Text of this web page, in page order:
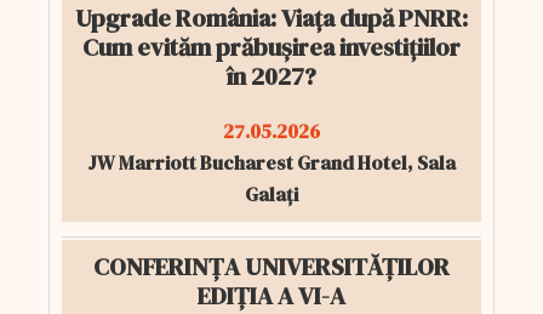
Upgrade România: Viața după PNRR:
Cum evităm prăbușirea investițiilor
în 2027?
27.05.2026
JW Marriott Bucharest Grand Hotel, Sala
Galați
CONFERINȚA UNIVERSITĂȚILOR
EDIȚIA A VI-A